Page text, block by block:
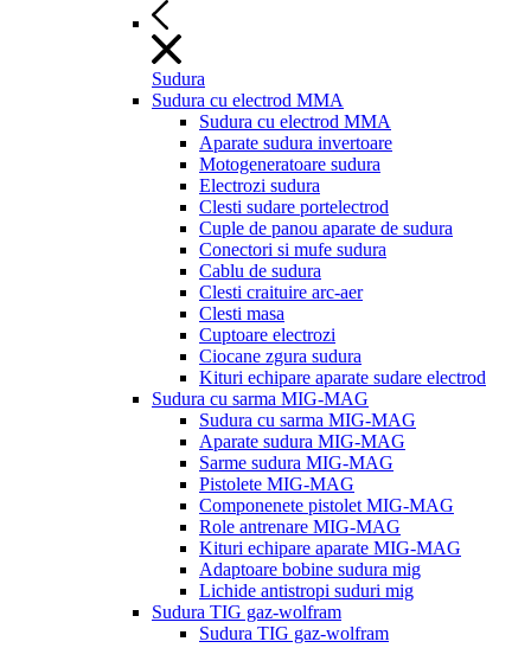
Sudura
Sudura cu electrod MMA
Sudura cu electrod MMA
Aparate sudura invertoare
Motogeneratoare sudura
Electrozi sudura
Clesti sudare portelectrod
Cuple de panou aparate de sudura
Conectori si mufe sudura
Cablu de sudura
Clesti craituire arc-aer
Clesti masa
Cuptoare electrozi
Ciocane zgura sudura
Kituri echipare aparate sudare electrod
Sudura cu sarma MIG-MAG
Sudura cu sarma MIG-MAG
Aparate sudura MIG-MAG
Sarme sudura MIG-MAG
Pistolete MIG-MAG
Componenete pistolet MIG-MAG
Role antrenare MIG-MAG
Kituri echipare aparate MIG-MAG
Adaptoare bobine sudura mig
Lichide antistropi suduri mig
Sudura TIG gaz-wolfram
Sudura TIG gaz-wolfram